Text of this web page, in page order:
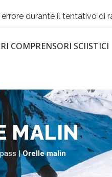
durante il tentativo di
COMPRENSORI SCIISTICI
MALIN
|Orelle malin